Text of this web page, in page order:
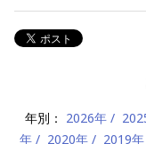
年別： 2026年
年
2020年 2019年